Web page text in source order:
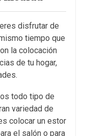
disfrutar de
tiempo que
la colocación
de tu hogar,
todo tipo de
variedad de
colocar un estor
el salón o para